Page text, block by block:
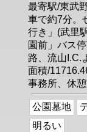
最寄駅/東武
車で約7分。
行き」(武里
園前」バス
路、流山I.C.
面積/
事務所、休
公園墓地
明るい